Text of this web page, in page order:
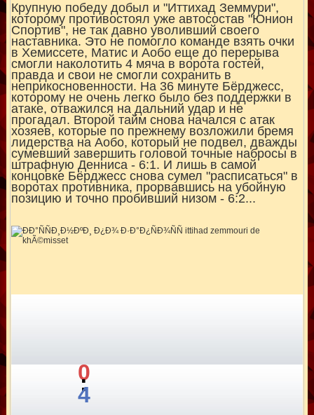
Крупную победу добыл и "Иттихад Земмури",
которому противостоял уже автосостав "Юнион
Спортив", не так давно уволивший своего
наставника. Это не помогло команде взять очки
в Хемиссете, Матис и Аобо еще до перерыва
смогли наколотить 4 мяча в ворота гостей,
правда и свои не смогли сохранить в
неприкосновенности. На 36 минуте Бёрджесс,
которому не очень легко было без поддержки в
атаке, отважился на дальний удар и не
прогадал. Второй тайм снова начался с атак
хозяев, которые по прежнему возложили бремя
лидерства на Аобо, который не подвел, дважды
сумевший завершить головой точные набросы в
штрафную Денниса - 6:1. И лишь в самой
концовке Бёрджесс снова сумел "расписаться" в
воротах противника, прорвавшись на убойную
позицию и точно пробивший низом - 6:2...
0
:
4